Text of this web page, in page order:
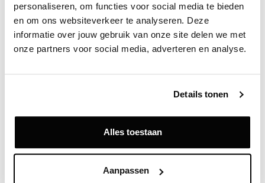
personaliseren, om functies voor social media te bieden
en om ons websiteverkeer te analyseren. Deze
informatie over jouw gebruik van onze site delen we met
onze partners voor social media, adverteren en analyse.
Details tonen
Alles toestaan
Aanpassen
Bron
Dunavast
Vraag een demo aan